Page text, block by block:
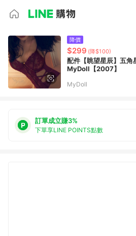
降價
$299 (降$100)
配件【眺望星辰】五角
MyDoll【2007】
MyDoll
訂單成立賺3%
下單享LINE POINTS點數